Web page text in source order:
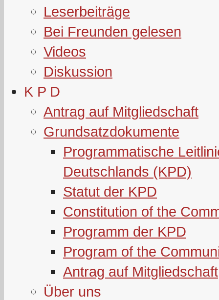
Leserbeiträge
Bei Freunden gelesen
Videos
Diskussion
K P D
Antrag auf Mitgliedschaft
Grundsatzdokumente
Programmatische
Deutschlands (KPD)
Statut der KPD
Constitution of the
Programm der KPD
Program of the
Antrag auf Mitgliedschaft
Über uns